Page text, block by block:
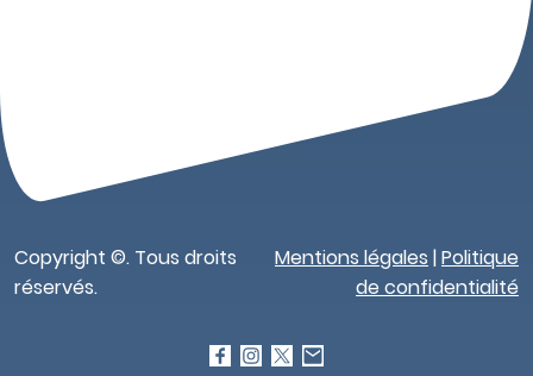
Copyright ©. Tous droits
réservés.
Mentions légales |Politique
de confidentialité